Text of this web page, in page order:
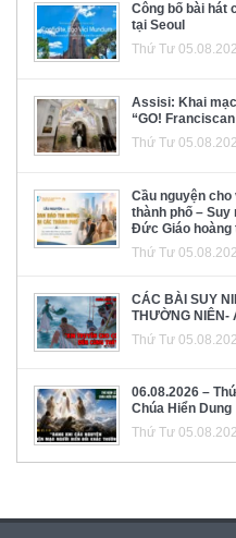
Công bố bài hát
tại Seoul
Thứ Tư
Assisi: Khai
“GO!
Thứ Tư
Cầu nguyện
thành phố –
Đức Giáo hoàng
Thứ Tư
CÁC BÀI SUY
THƯỜNG NIÊN-
Thứ Tư
06.08.2026 –
Chúa Hiển Dung
Thứ Tư